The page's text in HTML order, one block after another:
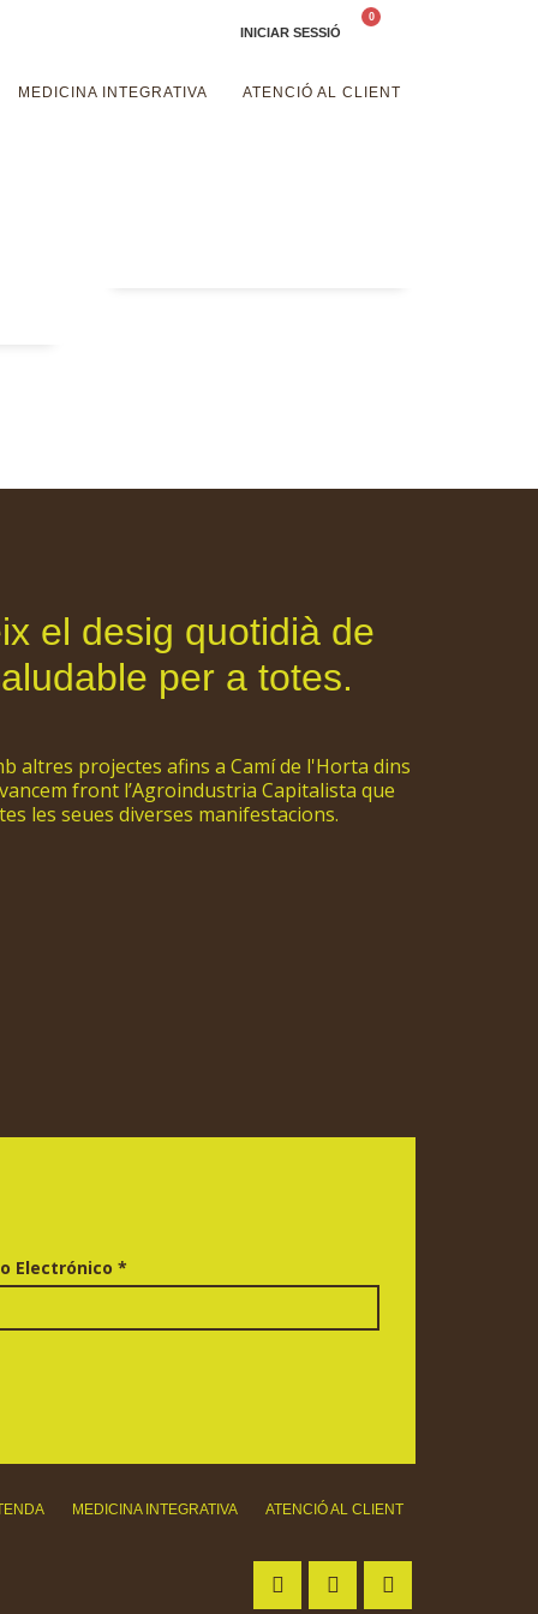
INICIAR SESSIÓ
MEDICINA INTEGRATIVA ATENCIÓ AL CLIENT
el desig quotidià de
per a totes.
altres projectes afins a Camí de l'Horta dins
front l’Agroindustria Capitalista que
les seues diverses manifestacions.
Electrónico *
MEDICINA INTEGRATIVA ATENCIÓ AL CLIENT